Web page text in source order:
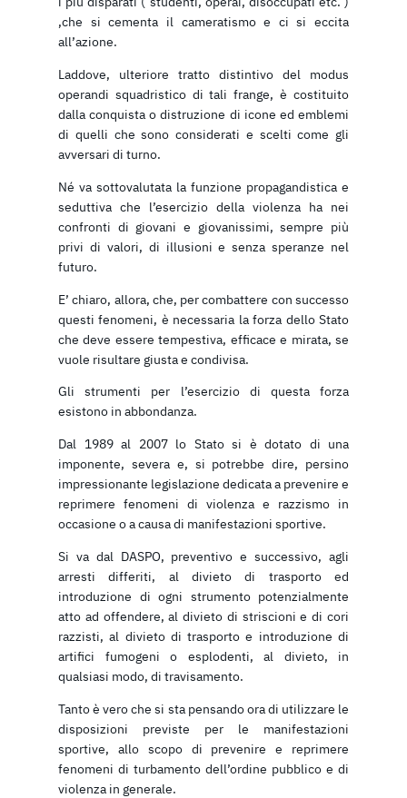
,che si cementa il cameratismo e ci si eccita
all’azione.
Laddove, ulteriore tratto distintivo del modus
operandi squadristico di tali frange, è costituito
dalla conquista o distruzione di icone ed emblemi
di quelli che sono considerati e scelti come gli
avversari di turno.
Né va sottovalutata la funzione propagandistica e
seduttiva che l’esercizio della violenza ha nei
confronti di giovani e giovanissimi, sempre più
privi di valori, di illusioni e senza speranze nel
futuro.
E’ chiaro, allora, che, per combattere con successo
questi fenomeni, è necessaria la forza dello Stato
che deve essere tempestiva, efficace e mirata, se
vuole risultare giusta e condivisa.
Gli strumenti per l’esercizio di questa forza
esistono in abbondanza.
Dal 1989 al 2007 lo Stato si è dotato di una
imponente, severa e, si potrebbe dire, persino
impressionante legislazione dedicata a prevenire e
reprimere fenomeni di violenza e razzismo in
occasione o a causa di manifestazioni sportive.
Si va dal DASPO, preventivo e successivo, agli
arresti differiti, al divieto di trasporto ed
introduzione di ogni strumento potenzialmente
atto ad offendere, al divieto di striscioni e di cori
razzisti, al divieto di trasporto e introduzione di
artifici fumogeni o esplodenti, al divieto, in
qualsiasi modo, di travisamento.
Tanto è vero che si sta pensando ora di utilizzare le
disposizioni previste per le manifestazioni
sportive, allo scopo di prevenire e reprimere
fenomeni di turbamento dell’ordine pubblico e di
violenza in generale.